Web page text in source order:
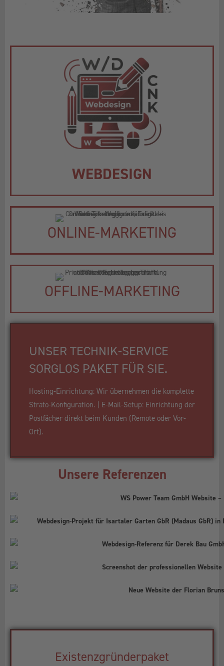
WEBDESIGN
ONLINE-MARKETING
OFFLINE-MARKETING
UNSER TECHNIK-SERVICE
SORGLOS PAKET FÜR SIE.
Hosting-Einrichtung: Wir übernehmen die komplette
Strato-Konfiguration. | E-Mail-Setup: Einrichtung der
Postfächer direkt beim Kunden (Remote oder Vor-
Ort).
Unsere Referenzen
Existenzgründerpaket